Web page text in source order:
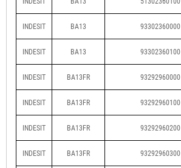
INDESIT BA13 93302360000
INDESIT BA13 93302360100
INDESIT BA13FR 93292960000
INDESIT BA13FR 93292960100
INDESIT BA13FR 93292960200
INDESIT BA13FR 93292960300